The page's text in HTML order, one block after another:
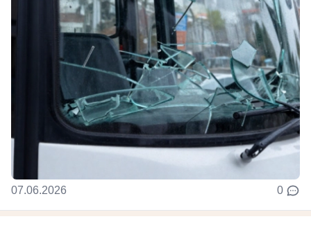
07.06.2026 0